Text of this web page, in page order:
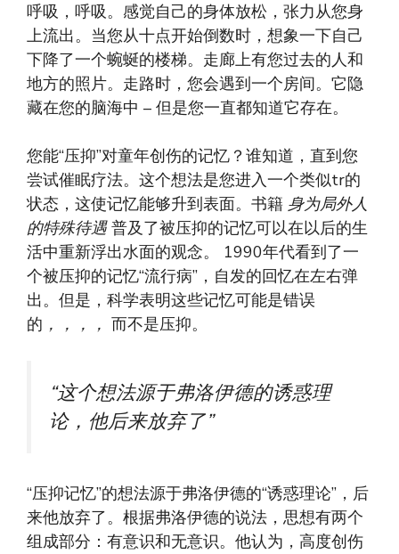
呼吸，呼吸。感觉自己的身体放松，张力从您身
上流出。当您从十点开始倒数时，想象一下自己
下降了一个蜿蜒的楼梯。走廊上有您过去的人和
地方的照片。走路时，您会遇到一个房间。它隐
藏在您的脑海中 – 但是您一直都知道它存在。
您能“压抑”对童年创伤的记忆？谁知道，直到您
尝试催眠疗法。这个想法是您进入一个类似tr的
状态，这使记忆能够升到表面。书籍 身为局外人
的特殊待遇普及了被压抑的记忆可以在以后的生
活中重新浮出水面的观念。 1990年代看到了一
个被压抑的记忆“流行病”，自发的回忆在左右弹
出。但是，科学表明这些记忆可能是错误
的 ，，，， 而不是压抑。
“这个想法源于弗洛伊德的诱惑理
论，他后来放弃了”
“压抑记忆”的想法源于弗洛伊德的“诱惑理论”，后
来他放弃了。根据弗洛伊德的说法，思想有两个
组成部分：有意识和无意识。他认为，高度创伤